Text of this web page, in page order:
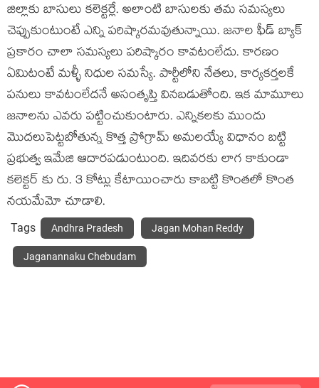
జిల్లాకు బాసులు కలెక్టర్లే. అలాంటి బాసులకు తమ సమస్యలు
చెప్పుకుంటుంటే ఎన్ని పరిష్కారమవుతున్నాయి. జనాల ఫీడ్ బ్యాక్
ప్రకారం చాలా సమస్యలు పరిష్కారం కావటంలేదు. కారణం
ఏమిటంటే మళ్ళీ నిధుల సమస్యే. పార్టీలోని నేతలు, కార్యకర్తలకే
పనులు కావటంలేదనే అసంతృప్తి వినబడుతోంది. ఇక మామూలు
జనాలను ఎవరు పట్టించుకుంటారు. ఎన్నికలకు ముందు
మొదలుపెట్టబోతున్న కొత్త ప్రోగ్రామ్ అమలయ్యే విధానం బట్టి
ప్రభుత్వ ఇమేజి ఆదారపడుంటుంది. ఇదివరకు లాగ కాకుండా
కలెక్టర్ కు రు. 3 కోట్లు కేటాయించారు కాబట్టి కొంతలో కొంత
నయమేమో చూడాలి.
Tags Andhra Pradesh Jagan Mohan Reddy
Jaganannaku Chebudam